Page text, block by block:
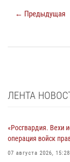
← Предыдущая
ЛЕНТА
«Росгвардия. Вехи
операция войск
07 августа 2026, 15:28